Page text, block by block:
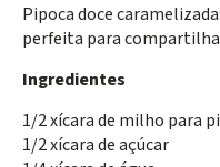
Pipoca doce
perfeita para
Ingredientes
1/2 xícara de milho para
1/2 xícara de açúcar